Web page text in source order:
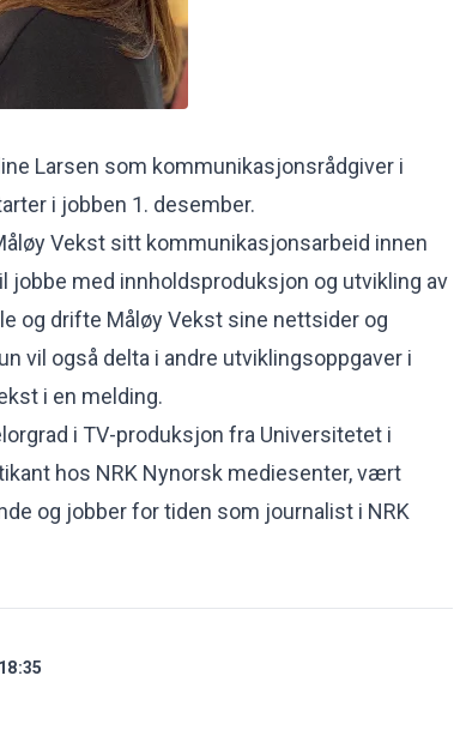
Larsen som kommunikasjonsrådgiver i
i jobben 1. desember.
Vekst sitt kommunikasjonsarbeid innen
jobbe med innholdsproduksjon og utvikling av
og drifte Måløy Vekst sine nettsider og
vil også delta i andre utviklingsoppgaver i
i en melding.
i TV-produksjon fra Universitetet i
hos NRK Nynorsk mediesenter, vært
og jobber for tiden som journalist i NRK